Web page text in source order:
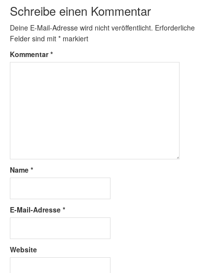
Schreibe einen Kommentar
Deine E-Mail-Adresse wird nicht veröffentlicht. Erforderliche
Felder sind mit * markiert
Kommentar*
Name *
E-Mail-Adresse *
Website